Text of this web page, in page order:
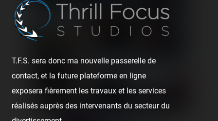
T.F.S. sera donc ma nouvelle passerelle de
contact, et la future plateforme en ligne
exposera fièrement les travaux et les services
réalisés auprès des intervenants du secteur du